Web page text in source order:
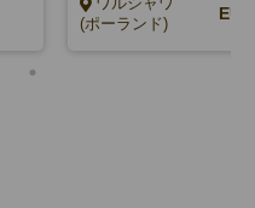
(ポーランド)